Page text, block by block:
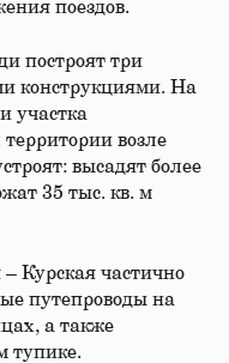
поездов.
построят три
конструкциями. На
участка
возле
высадят более
35 тыс. кв. м
– Курская частично
путепроводы на
а также
тупике.